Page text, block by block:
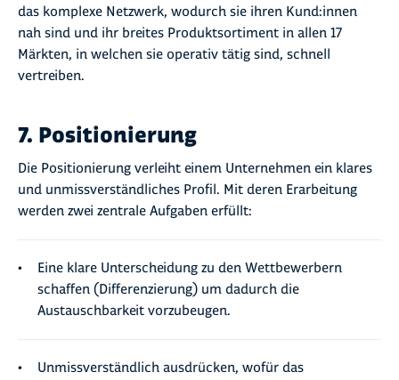
das komplexe Netzwerk, wodurch sie ihren Kund:innen
nah sind und ihr breites Produktsortiment in allen 17
Märkten, in welchen sie operativ tätig sind, schnell
vertreiben.
7. Positionierung
Die Positionierung verleiht einem Unternehmen ein klares
und unmissverständliches Profil. Mit deren Erarbeitung
werden zwei zentrale Aufgaben erfüllt:
Eine klare Unterscheidung zu den Wettbewerbern
schaffen (Differenzierung) um dadurch die
Austauschbarkeit vorzubeugen.
Unmissverständlich ausdrücken, wofür das